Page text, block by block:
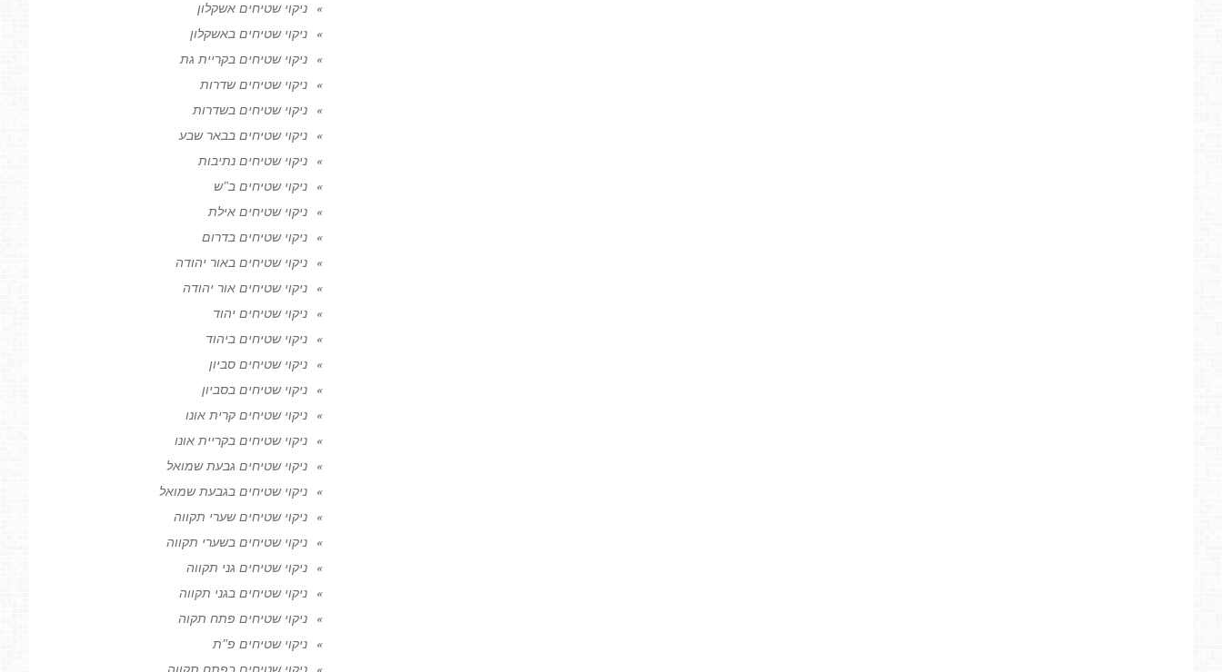
ניקוי שטיחים אשקלון
ניקוי שטיחים באשקלון
ניקוי שטיחים בקריית גת
ניקוי שטיחים שדרות
ניקוי שטיחים בשדרות
ניקוי שטיחים בבאר שבע
ניקוי שטיחים נתיבות
ניקוי שטיחים ב"ש
ניקוי שטיחים אילת
ניקוי שטיחים בדרום
ניקוי שטיחים באור יהודה
ניקוי שטיחים אור יהודה
ניקוי שטיחים יהוד
ניקוי שטיחים ביהוד
ניקוי שטיחים סביון
ניקוי שטיחים בסביון
ניקוי שטיחים קרית אונו
ניקוי שטיחים בקריית אונו
ניקוי שטיחים גבעת שמואל
ניקוי שטיחים בגבעת שמואל
ניקוי שטיחים שערי תקווה
ניקוי שטיחים בשערי תקווה
ניקוי שטיחים גני תקווה
ניקוי שטיחים בגני תקווה
ניקוי שטיחים פתח תקוה
ניקוי שטיחים פ"ת